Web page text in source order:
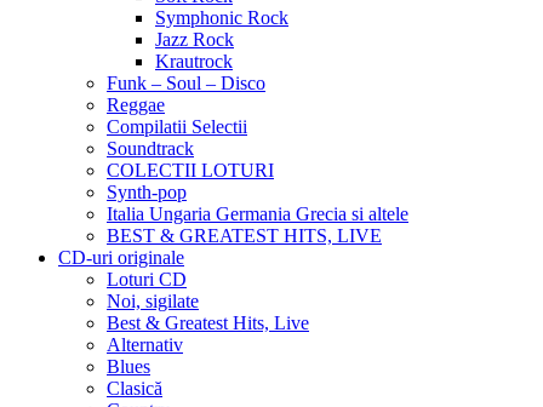
Symphonic Rock
Jazz Rock
Krautrock
Funk – Soul – Disco
Reggae
Compilatii Selectii
Soundtrack
COLECTII LOTURI
Synth-pop
Italia Ungaria Germania Grecia si altele
BEST & GREATEST HITS, LIVE
CD-uri originale
Loturi CD
Noi, sigilate
Best & Greatest Hits, Live
Alternativ
Blues
Clasică